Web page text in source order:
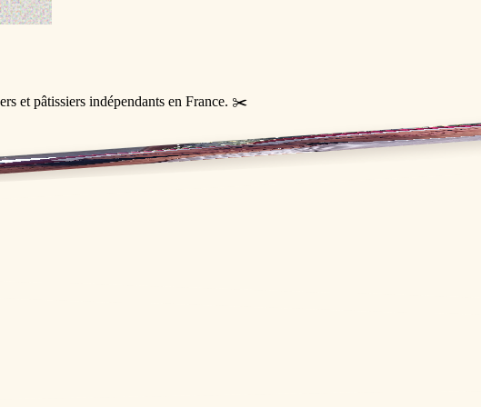
et pâtissiers indépendants en France. ✂️